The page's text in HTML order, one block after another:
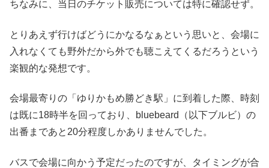
ちなみに、当日のチケット販売については特に確認せず。
とりあえず行けばどうにかなるなぁという思いと、会場に
入れなくても野外だから外でも聴こえてくるだろうという
楽観的な発想です。
会場最寄りの「ゆりかもめ勝どき駅」に到着した際、時刻
は既に18時半を回っており、bluebeard（以下ブルビ）の
出番まであと20分程度しかありませんでした。
バスで会場に向かう予定だったのですが、タイミングが合